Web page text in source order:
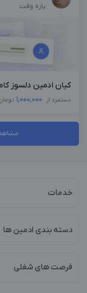
پاره وقت
کیان ادمین دلسوز
دستمزد از 1,000,000
خدمات
دسته بندی ادمین ها
فرصت های شغلی